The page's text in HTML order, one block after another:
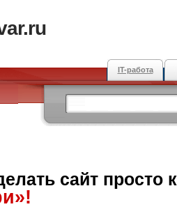
IT-работа
сайт просто